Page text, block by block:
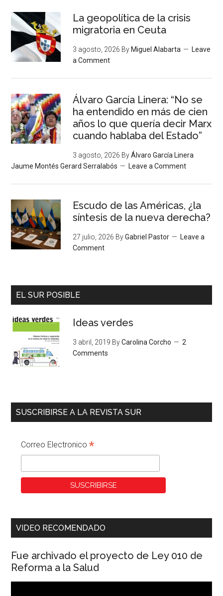
La geopolítica de la crisis
migratoria en Ceuta
3 agosto, 2026 By Miguel Alabarta
Leave
a Comment
Álvaro García Linera: “No se
ha entendido en más de cien
años lo que quería decir Marx
cuando hablaba del Estado”
3 agosto, 2026 ByÁlvaro García Linera
Jaume Montés Gerard Serralabós
Leave a Comment
Escudo de las Américas, ¿la
síntesis de la nueva derecha?
27 julio, 2026 ByGabriel Pastor
Leave a
Comment
EL SUR POSIBLE
Ideas verdes
3 abril, 2019 ByCarolina Corcho
2
Comments
SUSCRIBIRSE A LA REVISTA SUR
Correo Electronico*
VIDEO RECOMENDADO
Fue archivado el proyecto de Ley 010 de
Reforma a la Salud